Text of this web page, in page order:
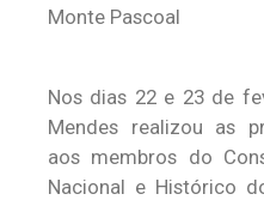
Monte Pascoal
Nos dias 22 e 23 de
Mendes realizou as
aos membros do
Nacional e Histórico